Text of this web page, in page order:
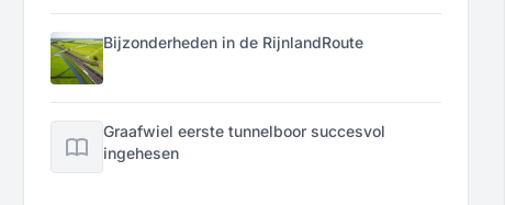
Bijzonderheden in de RijnlandRoute
Graafwiel eerste tunnelboor succesvol
ingehesen